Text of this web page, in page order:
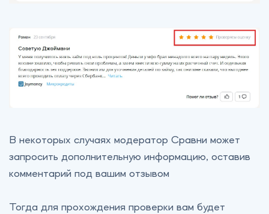
В некоторых случаях модератор Сравни может
запросить дополнительную информацию, оставив
комментарий под вашим отзывом
Тогда для прохождения проверки вам будет